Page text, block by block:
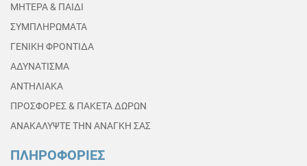
ΜΗΤΕΡΑ & ΠΑΙΔΙ
ΣΥΜΠΛΗΡΩΜΑΤΑ
ΓΕΝΙΚΗ ΦΡΟΝΤΙΔΑ
ΑΔΥΝΑΤΙΣΜΑ
ΑΝΤΗΛΙΑΚΑ
ΠΡΟΣΦΟΡΕΣ & ΠΑΚΕΤΑ ΔΩΡΩΝ
ΑΝΑΚΑΛΥΨΤΕ ΤΗΝ ΑΝΑΓΚΗ ΣΑΣ
ΠΛΗΡΟΦΟΡΙΕΣ